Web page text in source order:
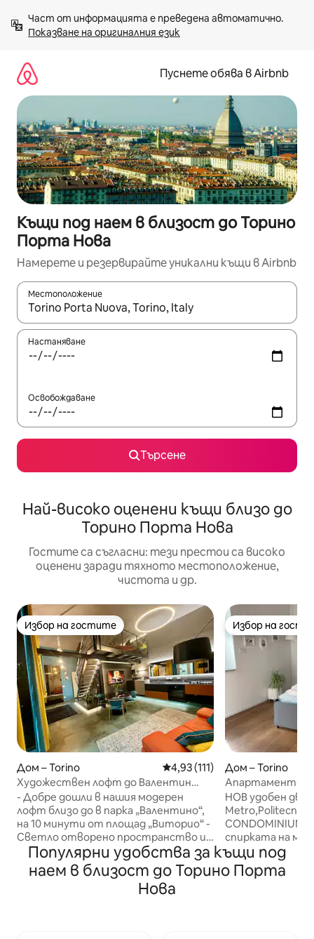
към
съдържанието
Показване на оригиналния език
Пуснете обява в Airbnb
Къщи под наем в близост до Торино
Порта Нова
Намерете и резервирайте уникални къщи в Airbnb
Местоположение
Когато резултатите се покажат, използвайте
Настаняване
Освобождаване
Търсене
Най-високо оценени къщи близо до
Торино Порта Нова
Гостите са съгласни: тези престои са високо
оценени заради тяхното местоположение,
чистота и др.
Избор на гостите
Избор на гостите
Дом – Torino Средна оценка: 4,93 от 5,
4,93 (111)
Художествен лофт до Валентин
Парк
- Добре дошли в нашия модерен
лофт близо до в парка „Валентино“,
на 10 минути от площад „Виторио“ -
Светло отворено пространство и
абсолютен дизайн на
всекидневната - Модерна кухня и
лофт спалня с уникален чар -
Елегантна баня и тоалетна с
Избор на
Избор на
Дом – Torino
Апартамент-
- Комфорт 5
НОВ удобен
спирката на
„Montegrappa “,
вземете
отвеждат до
Популярни удобства за къщи под
наем в близост до Торино Порта
Нова